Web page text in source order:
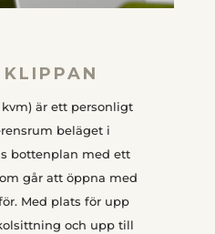
är ett personligt
beläget i
bottenplan med ett
går att öppna med
Med plats för upp
och upp till